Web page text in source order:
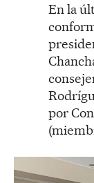
En la
por